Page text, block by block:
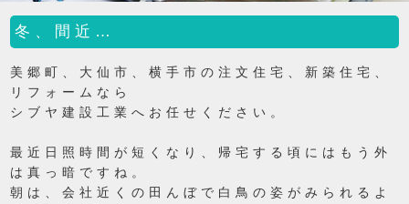
冬、間近…
美郷町、大仙市、横手市の注文住宅、新築住宅、
リフォームなら
シブヤ建設工業へお任せください。
最近日照時間が短くなり、帰宅する頃にはもう外
は真っ暗ですね。
朝は、会社近くの田んぼで白鳥の姿がみられるよ